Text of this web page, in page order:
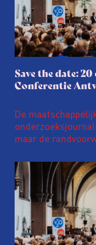
Save the date:
Conferentie
De
maar de
kwetsbaar.
Conferentie
ongemakkelijke
en urgente blik op